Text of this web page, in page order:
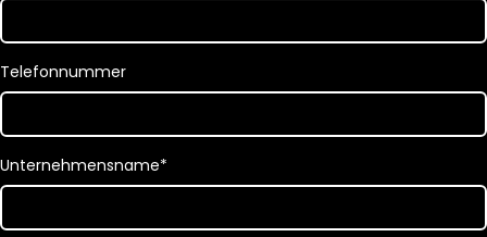
Telefonnummer
Unternehmensname*